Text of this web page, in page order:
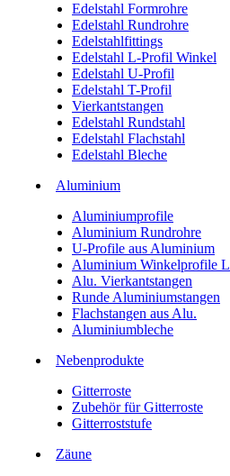
Edelstahl Formrohre
Edelstahl Rundrohre
Edelstahlfittings
Edelstahl L-Profil Winkel
Edelstahl U-Profil
Edelstahl T-Profil
Vierkantstangen
Edelstahl Rundstahl
Edelstahl Flachstahl
Edelstahl Bleche
Aluminium
Aluminiumprofile
Aluminium Rundrohre
U-Profile aus Aluminium
Aluminium Winkelprofile L
Alu. Vierkantstangen
Runde Aluminiumstangen
Flachstangen aus Alu.
Aluminiumbleche
Nebenprodukte
Gitterroste
Zubehör für Gitterroste
Gitterroststufe
Zäune